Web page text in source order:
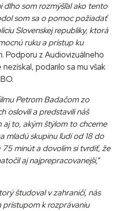
dlho som rozmýšľal ako tento
som sa o pomoc požiadať
Slovenskej republiky, ktorá
ruku a prístup ku
Podporu z Audiovizuálneho
podarilo sa mu však
Petrom Badačom zo
oslovili a predstavili náš
aj to, akým štýlom to chceme
mladú skupinu ľudí od 18 do
minút a dovolím si tvrdiť, že
aj najprepracovanejší,“
študoval v zahraničí, nás
prístupom k rozprávaniu